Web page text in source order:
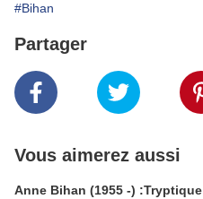
#Bihan
Partager
Vous aimerez aussi
Anne Bihan (1955 -) :Tryptique